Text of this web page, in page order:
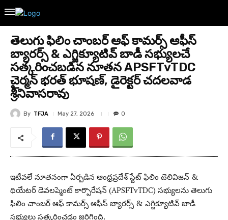
తెలుగు ఫిలిం చాంబర్ ఆఫ్ కామర్స్ ఆఫీస్
బ్యారర్స్ & ఎగ్జిక్యూటివ్ బాడీ సభ్యులచే
సత్కరించబడిన నూతన APSFTvTDC
చైర్మన్ భరత్ భూషణ్, డైరెక్టర్ చదలవాడ
శ్రీనివాసరావు
By TFJA May 27, 2026 0
ఇటీవలే నూతనంగా ఏర్పడిన ఆంధ్రప్రదేశ్ స్టేట్ ఫిలిం టెలివిజన్ &
థియేటర్ డెవలప్మెంట్ కార్పొరేషన్ (APSFTvTDC) సభ్యులను తెలుగు
ఫిలిం చాంబర్ ఆఫ్ కామర్స్ ఆఫీస్ బ్యారర్స్ & ఎగ్జిక్యూటివ్ బాడీ
సభ్యులు సత్కరించడం జరిగింది.